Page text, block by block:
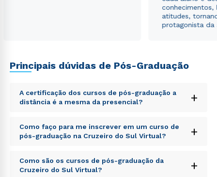
conhecimentos,
atitudes,
protagonista da
Principais dúvidas de Pós-Graduação
A certificação dos cursos de pós-graduação a
distância é a mesma da presencial?
+
Sed ut perspiciatis unde omnis iste natus error sit
voluptatem accusantium doloremque laudantium,
totam rem aperiam, eaque ipsa quae ab illo inventore
explicabo. Nemo enim ipsam voluptatem quia
voluptas sit aspernatur aut odit aut fugit, sed quia
Como faço para me inscrever em um curso de
pós-graduação na Cruzeiro do Sul Virtual?
+
Sed ut perspiciatis unde omnis iste natus error sit
voluptatem accusantium doloremque laudantium,
Como são os cursos de pós-graduação da
Cruzeiro do Sul Virtual?
+